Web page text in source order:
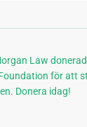
Law
för att
Donera idag!